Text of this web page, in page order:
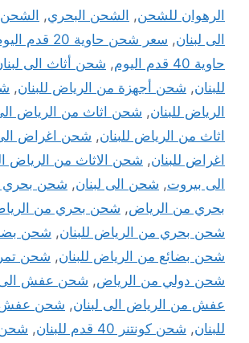
الرهوان للشحن, الشحن البحري,
الى لبنان, سعر شحن حاوية 20 قدم اليوم
حاوية 40 قدم اليوم
, شحن أثاث الى
للبنان, شحن أجهزة من الرياض للبنان,
الرياض للبنان, شحن اثاث من الرياض
اثاث من الرياض للبنان, شحن اغراض الى
اغراض للبنان, شحن الاثاث من الرياض
الى بيروت, شحن الى لبنان, شحن بحري
بحري من الرياض, شحن بحري من
شحن بحري من الرياض للبنان, شحن
شحن بضائع من الرياض للبنان, شحن تمر
شحن دولي من الرياض, شحن عفش الى
عفش من الرياض الى لبنان, شحن عفش
للبنان, شحن كونتنر 40 قدم للبنان , شحن